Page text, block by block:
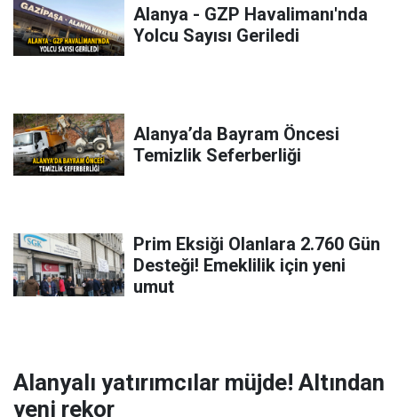
Alanya - GZP Havalimanı'nda
Yolcu Sayısı Geriledi
Alanya’da Bayram Öncesi
Temizlik Seferberliği
Prim Eksiği Olanlara 2.760 Gün
Desteği! Emeklilik için yeni
umut
Alanyalı yatırımcılar müjde! Altından
yeni rekor